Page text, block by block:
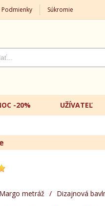
Podmienky Súkromie
-20% UŽÍVATEĽ
metráž / Dizajnová